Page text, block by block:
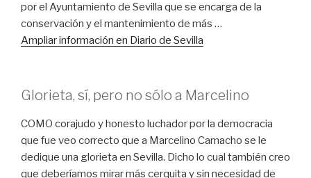
por el Ayuntamiento de Sevilla que se encarga de la
conservación y el mantenimiento de más …
Ampliar información en Diario de Sevilla
Glorieta, sí, pero no sólo a Marcelino
COMO corajudo y honesto luchador por la democracia
que fue veo correcto que a Marcelino Camacho se le
dedique una glorieta en Sevilla. Dicho lo cual también creo
que deberíamos mirar más cerquita y sin necesidad de